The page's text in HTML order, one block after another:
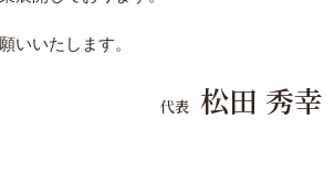
いいたします。
代表 松田 秀幸